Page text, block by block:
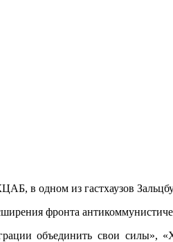
в одном из гастхаузов
фронта
объединить свои силы»,